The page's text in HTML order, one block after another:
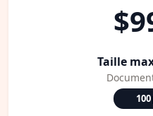
Taille